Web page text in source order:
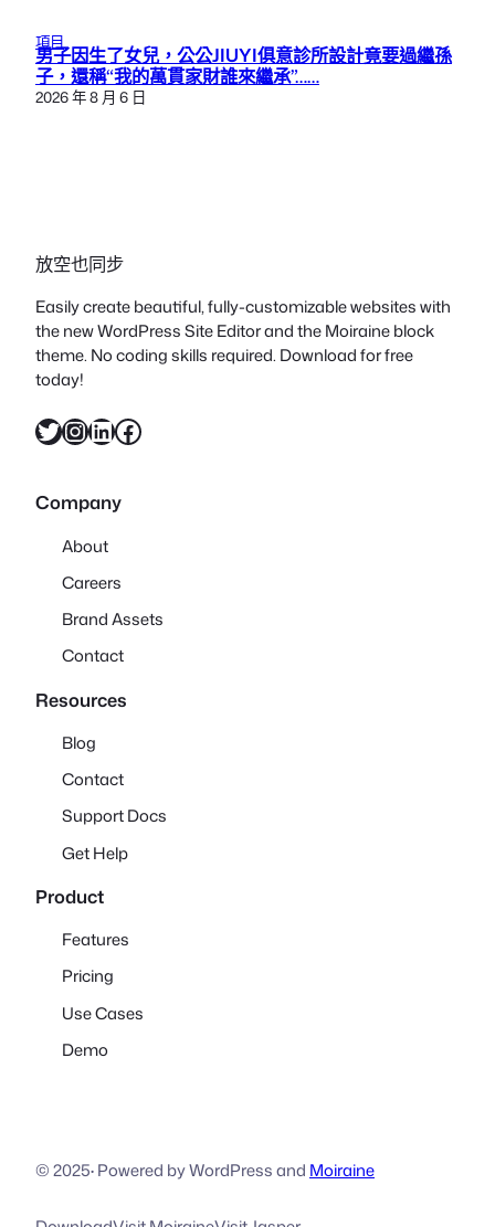
項目
男子因生了女兒，公公JIUYI俱意診所設計竟要過繼孫
子，還稱“我的萬貫家財誰來繼承”……
2026 年 8 月 6 日
放空也同步
Easily create beautiful, fully-customizable websites with
the new WordPress Site Editor and the Moiraine block
theme. No coding skills required. Download for free
today!
X InstagramLinkedIn Facebook
Company
About
Careers
Brand Assets
Contact
Resources
Blog
Contact
Support Docs
Get Help
Product
Features
Pricing
Use Cases
Demo
© 2025·Powered by WordPress and Moiraine